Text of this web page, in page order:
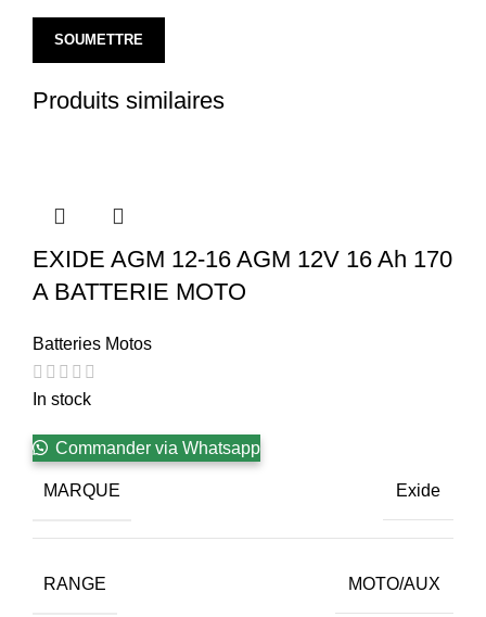
Produits similaires
EXIDE AGM 12-16 AGM 12V 16 Ah 170
A BATTERIE MOTO
Batteries Motos
In stock
Commander via Whatsapp
MARQUE Exide
RANGE MOTO/AUX